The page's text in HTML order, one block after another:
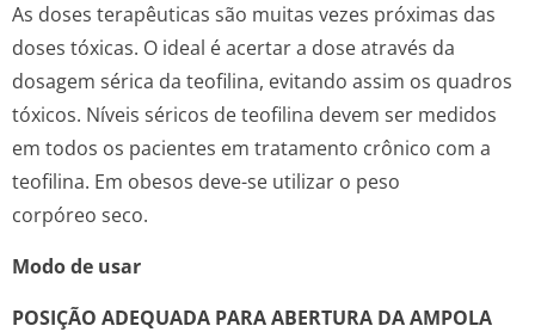
As doses terapêuticas são muitas vezes próximas das
doses tóxicas. O ideal é acertar a dose através da
dosagem sérica da teofilina, evitando assim os quadros
tóxicos. Níveis séricos de teofilina devem ser medidos
em todos os pacientes em tratamento crônico com a
teofilina. Em obesos deve-se utilizar o peso
corpóreo seco.
Modo de usar
POSIÇÃO ADEQUADA PARA ABERTURA DA AMPOLA